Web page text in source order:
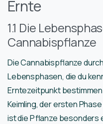
Ernte
1.1 Die
Cannabispflanze
Die Cannabispflanze
Lebensphasen, die du
Erntezeitpunkt
Keimling, der ersten
ist die Pflanze besonders